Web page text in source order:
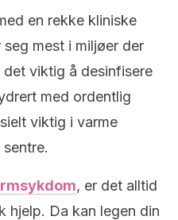
en rekke kliniske
mest i miljøer der
det viktig å desinfisere
med ordentlig
viktig i varme
, er det alltid
hjelp. Da kan legen din